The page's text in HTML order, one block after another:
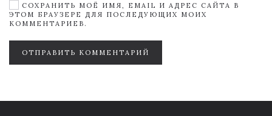
СОХРАНИТЬ МОЁ ИМЯ, EMAIL И АДРЕС САЙТА В
ЭТОМ БРАУЗЕРЕ ДЛЯ ПОСЛЕДУЮЩИХ МОИХ
КОММЕНТАРИЕВ.
ОТПРАВИТЬ КОММЕНТАРИЙ